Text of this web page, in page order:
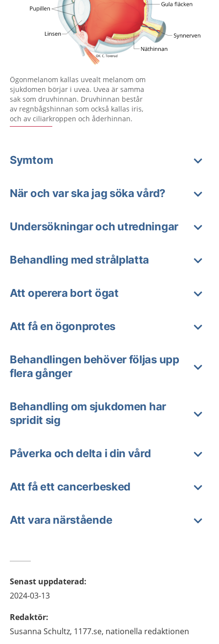
Förstora bilden
Ögonmelanom kallas uvealt melanom om
sjukdomen börjar i uvea. Uvea är samma
sak som druvhinnan. Druvhinnan består
av regnbågshinnan som också kallas iris,
och av ciliarkroppen och åderhinnan.
Symtom
När och var ska jag söka vård?
Undersökningar och utredningar
Behandling med strålplatta
Att operera bort ögat
Att få en ögonprotes
Behandlingen behöver följas upp
flera gånger
Behandling om sjukdomen har
spridit sig
Påverka och delta i din vård
Att få ett cancerbesked
Att vara närstående
Senast uppdaterad:
2024-03-13
Redaktör:
Susanna Schultz, 1177.se, nationella redaktionen